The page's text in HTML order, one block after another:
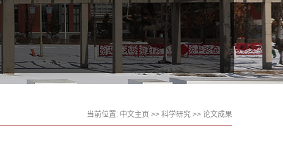
当前位置: 中文主页 >> 科学研究 >> 论文成果